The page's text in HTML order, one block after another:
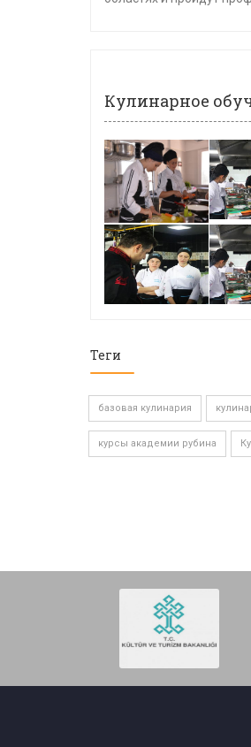
Кулинарное
Теги
базовая кулинария
курсы академии рубина